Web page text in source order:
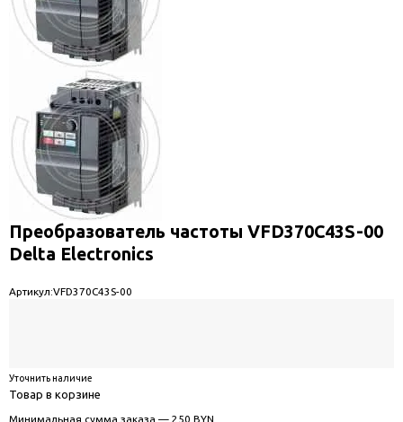
Преобразователь частоты VFD370C43S-00
Delta Electronics
Артикул:VFD370C43S-00
Уточнить наличие
Товар в корзине
Минимальная сумма заказа — 250 BYN